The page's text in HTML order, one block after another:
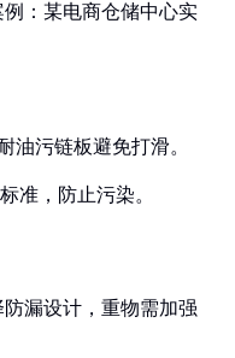
：某电商仓储中心实
油污链板避免打滑。
准，防止污染。
漏设计，重物需加强